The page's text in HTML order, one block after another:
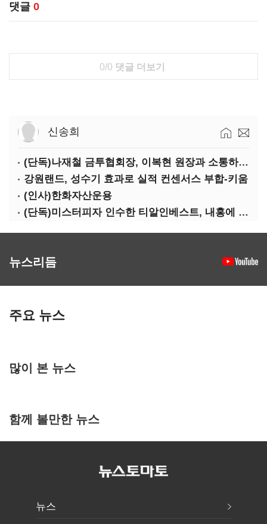
댓글 0
0/0 댓글 더보기
신송희
(단독)나재철 금투협회장, 이복현 원장과 소통하는 사이?
강원랜드, 성수기 효과로 실적 컨센서스 부합-키움
(인사)한화자산운용
(단독)미스터피자 인수한 티알인베스트, 내홍에 무너진 멜파스 인수전 참여
뉴스리듬
주요 뉴스
많이 본 뉴스
함께 볼만한 뉴스
뉴스